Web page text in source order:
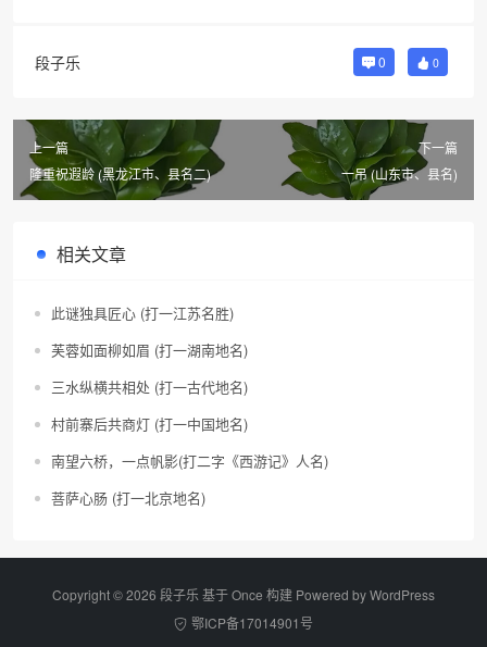
段子乐 0 0
上一篇
隆重祝遐龄 (黑龙江市、县名二)
下一篇
一吊 (山东市、县名)
相关文章
此谜独具匠心 (打一江苏名胜)
芙蓉如面柳如眉 (打一湖南地名)
三水纵横共相处 (打一古代地名)
村前寨后共商灯 (打一中国地名)
南望六桥，一点帆影(打二字《西游记》人名)
菩萨心肠 (打一北京地名)
Copyright © 2026 段子乐 基于 Once 构建 Powered byWordPress
鄂ICP备17014901号